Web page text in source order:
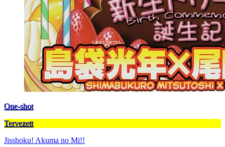
One-shot
Tervezett
Jisshoku! Akuma no Mi!!